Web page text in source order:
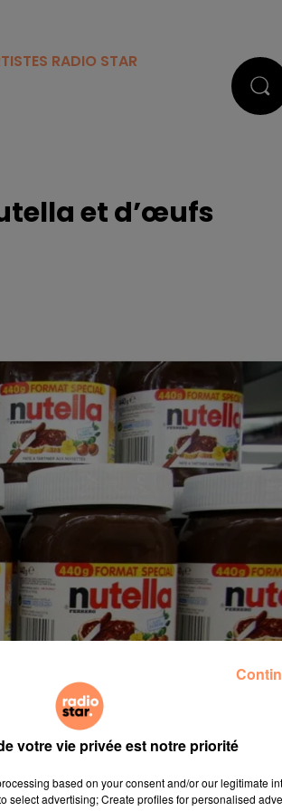
RADIO STAR
et d’œufs
votre vie privée est notre priorité
based on your consent and/or our legitimate
select advertising; Create profiles for personalised